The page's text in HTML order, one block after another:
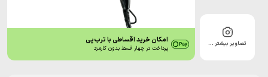
تصاویر بیشتر … امکان خرید اقساطی با ترب‌پی
پرداخت در چهار قسط بدون کارمزد